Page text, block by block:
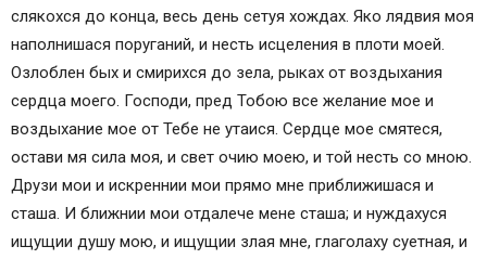
слякохся до конца, весь день сетуя хождах. Яко лядвия моя
наполнишася поруганий, и несть исцеления в плоти моей.
Озлоблен бых и смирихся до зела, рыках от воздыхания
сердца моего. Господи, пред Тобою все желание мое и
воздыхание мое от Тебе не утаися. Сердце мое смятеся,
остави мя сила моя, и свет очию моею, и той несть со мною.
Друзи мои и искреннии мои прямо мне приближишася и
сташа. И ближнии мои отдалече мене сташа; и нуждахуся
ищущии душу мою, и ищущии злая мне, глаголаху суетная, и